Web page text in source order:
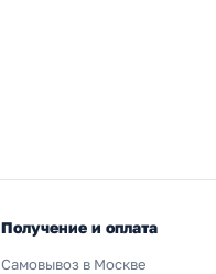
Получение и оплата
Самовывоз в Москве